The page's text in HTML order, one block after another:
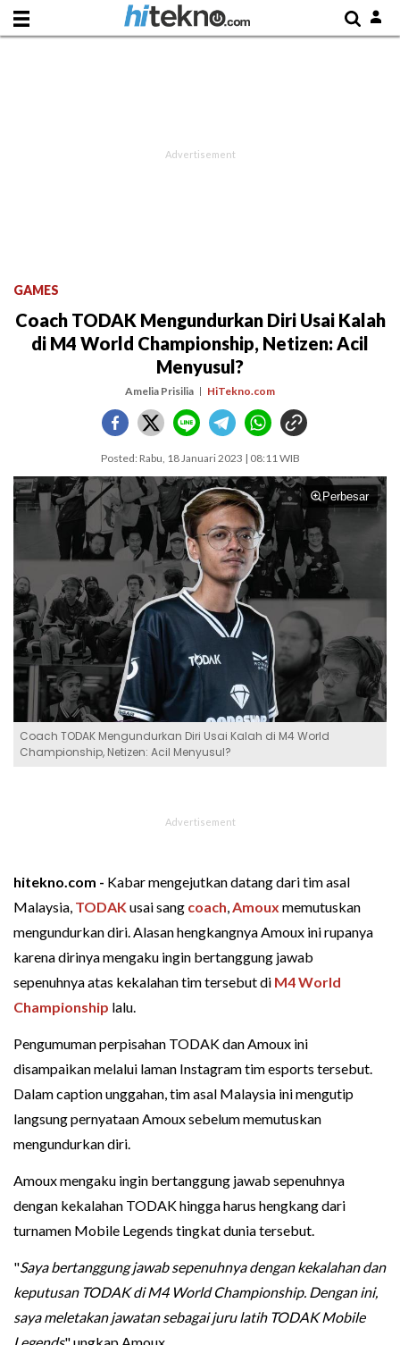
GAMES
Coach TODAK Mengundurkan Diri Usai Kalah
di M4 World Championship, Netizen: Acil
Menyusul?
Amelia Prisilia HiTekno.com
Posted: Rabu, 18 Januari 2023 | 08:11 WIB
Perbesar
Coach TODAK Mengundurkan Diri Usai Kalah di M4 World
Championship, Netizen: Acil Menyusul?
hitekno.com - Kabar mengejutkan datang dari tim asal
Malaysia, TODAK usai sang coach,Amoux memutuskan
mengundurkan diri. Alasan hengkangnya Amoux ini rupanya
karena dirinya mengaku ingin bertanggung jawab
sepenuhnya atas kekalahan tim tersebut di M4 World
Championship lalu.
Pengumuman perpisahan TODAK dan Amoux ini
disampaikan melalui laman Instagram tim esports tersebut.
Dalam caption unggahan, tim asal Malaysia ini mengutip
langsung pernyataan Amoux sebelum memutuskan
mengundurkan diri.
Amoux mengaku ingin bertanggung jawab sepenuhnya
dengan kekalahan TODAK hingga harus hengkang dari
turnamen Mobile Legends tingkat dunia tersebut.
"Saya bertanggung jawab sepenuhnya dengan kekalahan dan
keputusan TODAK di M4 World Championship. Dengan ini,
saya meletakan jawatan sebagai juru latih TODAK Mobile